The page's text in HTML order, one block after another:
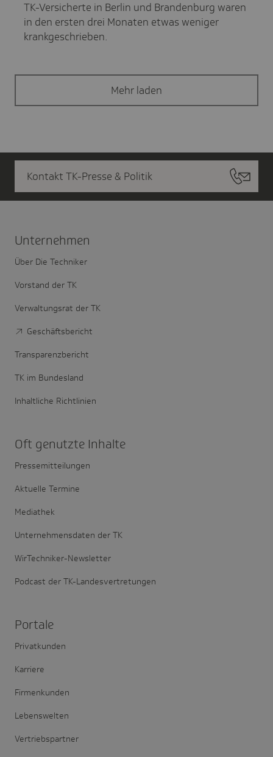
TK-Versicherte in Berlin und Brandenburg waren
in den ersten drei Monaten etwas weniger
krankgeschrieben.
Mehr laden
Kontakt TK-Presse & Politik
Unter­nehmen
Über Die Techniker
Vorstand der TK
Verwaltungsrat der TK
Geschäftsbericht
Transparenzbericht
TK im Bundesland
Inhaltliche Richtlinien
Oft genutzte Inhalte
Pressemitteilungen
Aktuelle Termine
Mediathek
Unternehmensdaten der TK
WirTechniker-Newsletter
Podcast der TK-Landesvertretungen
Portale
Privatkunden
Karriere
Firmenkunden
Lebenswelten
Vertriebspartner